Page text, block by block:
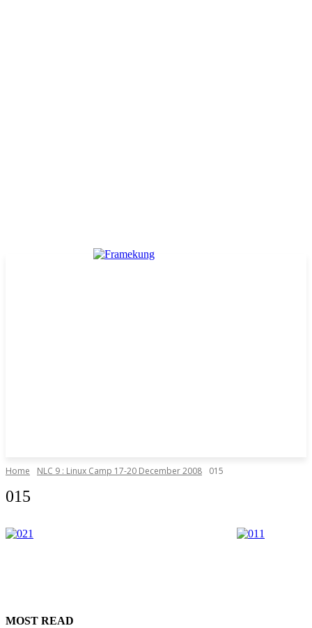
Home NLC 9 : Linux Camp 17-20 December 2008 015
015
MOST READ